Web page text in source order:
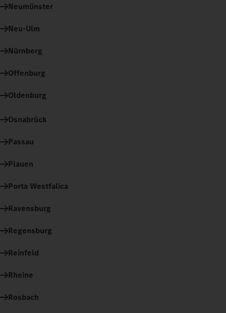
Neumünster
Neu-Ulm
Nürnberg
Offenburg
Oldenburg
Osnabrück
Passau
Plauen
Porta Westfalica
Ravensburg
Regensburg
Reinfeld
Rheine
Rosbach